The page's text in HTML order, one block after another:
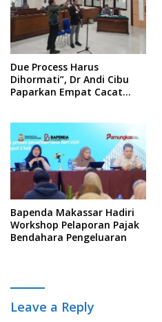
Due Process Harus
Dihormati”, Dr Andi Cibu
Paparkan Empat Cacat
Bapenda Makassar Hadiri
Workshop Pelaporan Pajak
Bendahara Pengeluaran
Leave a Reply